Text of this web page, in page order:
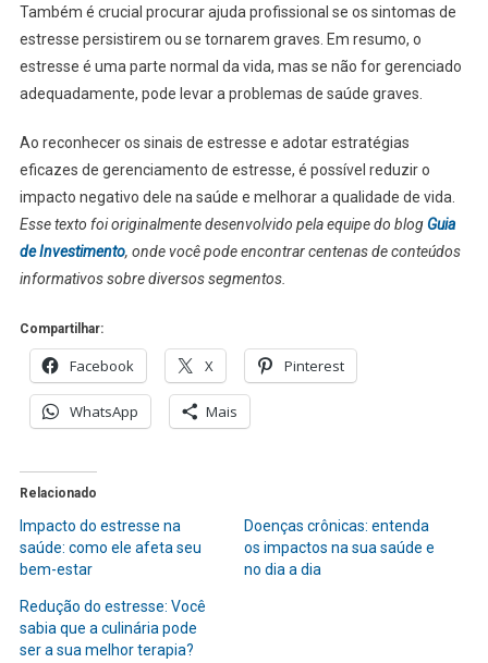
Também é crucial procurar ajuda profissional se os sintomas de
estresse persistirem ou se tornarem graves. Em resumo, o
estresse é uma parte normal da vida, mas se não for gerenciado
adequadamente, pode levar a problemas de saúde graves.
Ao reconhecer os sinais de estresse e adotar estratégias
eficazes de gerenciamento de estresse, é possível reduzir o
impacto negativo dele na saúde e melhorar a qualidade de vida.
Esse texto foi originalmente desenvolvido pela equipe do blog Guia
de Investimento, onde você pode encontrar centenas de conteúdos
informativos sobre diversos segmentos.
Compartilhar:
Facebook X Pinterest
WhatsApp Mais
Relacionado
Impacto do estresse na
saúde: como ele afeta seu
bem-estar
Doenças crônicas: entenda
os impactos na sua saúde e
no dia a dia
Redução do estresse: Você
sabia que a culinária pode
ser a sua melhor terapia?